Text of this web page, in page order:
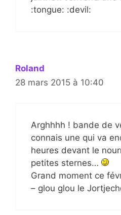
:tongue: :devil:
Roland
28 mars 2015 à 10:40
Arghhhh ! bande de
connais une qui va
heures devant le
petites sternes…
Grand moment ce
– glou glou le